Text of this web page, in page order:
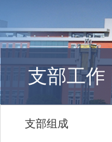
支部工作
支部组成